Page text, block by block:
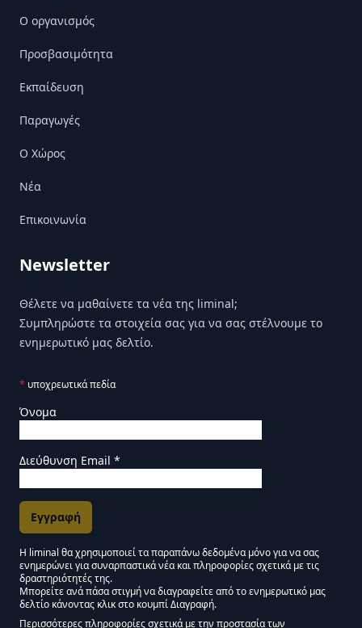
Ο οργανισμός
Προσβασιμότητα
Εκπαίδευση
Παραγωγές
Ο Χώρος
Nέα
Επικοινωνία
Newsletter
Θέλετε να μαθαίνετε τα νέα της liminal;
Συμπληρώστε τα στοιχεία σας για να σας στέλνουμε το
ενημερωτικό μας δελτίο.
* υποχρεωτικά πεδία
Όνομα
Διεύθυνση Email *
Εγκρίσεις Μάρκετινγκ
Η liminal θα χρησιμοποιεί τα παραπάνω δεδομένα μόνο για να σας
ενημερώνει για συναρπαστικά νέα και πληροφορίες σχετικά με τις
δραστηριότητές της.
Μείνετε συντονισμένοι - Ενημερωτικό δελτίο
Μπορείτε ανά πάσα στιγμή να διαγραφείτε από το ενημερωτικό μας
δελτίο κάνοντας κλικ στο κουμπί Διαγραφή.
Περισσότερες πληροφορίες σχετικά με την προστασία των